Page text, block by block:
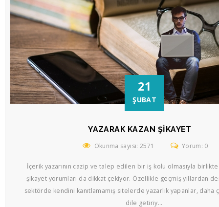
21
ŞUBAT
YAZARAK KAZAN ŞIKAYET
Okunma sayısı: 2571 Yorum: 0
İçerik yazarının cazip ve talep edilen bir iş kolu olmasıyla
şikayet yorumları da dikkat çekiyor. Özellikle geçmiş yıllardan
sektörde kendini kanıtlamamış sitelerde yazarlık yapanlar, daha
dile getiriy...